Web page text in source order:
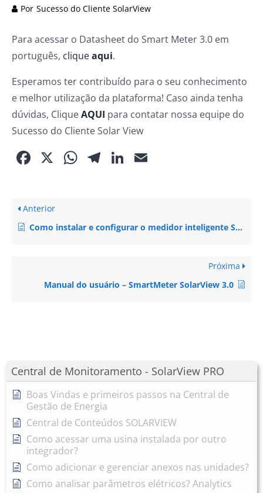
Central de Monitoramento - SolarView PRO
Boas Vindas e primeiros passos na Central de
Gestão de Energia
Central de Conteúdos SOLARVIEW
Como acessar uma usina instalada por outro
integrador?
Como adicionar e gerenciar anexos nas unidades?
Como analisar parâmetros elétricos? Analytics
Por Sucesso do Cliente SolarView
Para acessar o Datasheet do Smart Meter 3.0 em
português, cliqueaqui.
Esperamos ter contribuído para o seu conhecimento
e melhor utilização da plataforma! Caso ainda tenha
dúvidas, CliqueAQUI para contatar nossa equipe do
Sucesso do Cliente Solar View
Facebook
X WhatsApp
Telegram
LinkedIn
Anterior
Como instalar e configurar o medidor inteligente Smart Meter SolarView 3.0?
Próxima
Manual do usuário – SmartMeter SolarView 3.0